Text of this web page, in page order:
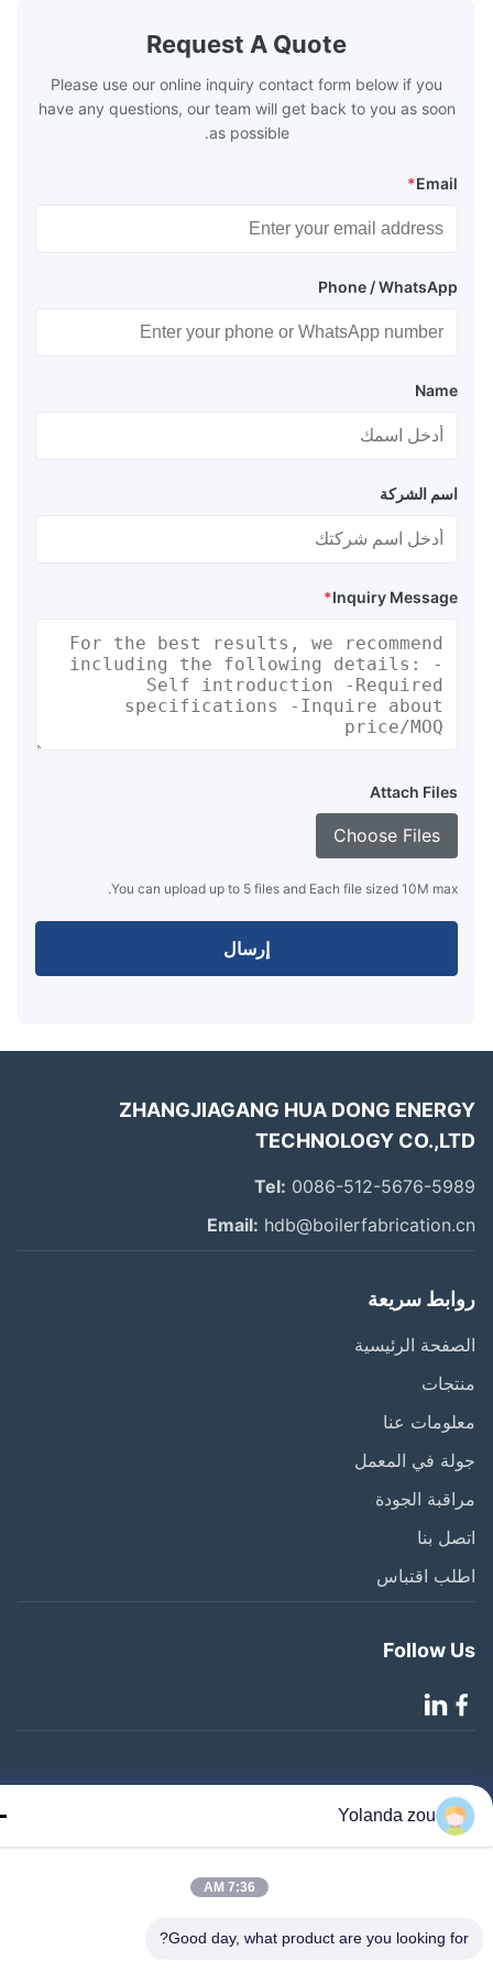
boilers is generally in the temperature
range of 200°C – 250°C, so there
Request A Quote
Please use our online inquiry contact form below if you
have any questions, our team will get back to you as soon
as possible.
Email
*
Phone / WhatsApp
Name
اسم الشركة
Inquiry Message
*
Attach Files
Choose Files
You can upload up to 5 files and Each file sized 10M max.
إرسال
ZHANGJIAGANG HUA DONG
TECHNOLOGY
Tel:0086-512-5676-
Email:
سريعة
الرئيسية
عنا
في المعمل
الجودة
بنا
اقتباس
Follow
جميع الحقوق محفوظة
Yolanda zou
7:36 AM
Good day, what product are you looking